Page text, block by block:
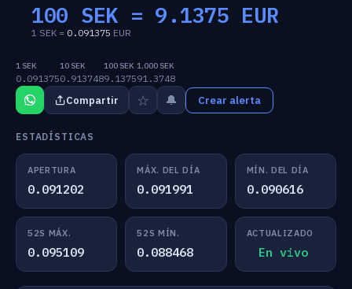
100 SEK = 9.1375 EUR
1 SEK = 0.091375 EUR
1 SEK
0.091375
10 SEK
0.913748
100 SEK
9.1375
1,000 SEK
91.3748
Compartir ☆ 🔔 Crear alerta
ESTADÍSTICAS
APERTURA
0.091202
MÁX. DEL DÍA
0.091991
MÍN. DEL DÍA
0.090616
52S MÁX.
0.095109
52S MÍN.
0.088468
ACTUALIZADO
En vivo